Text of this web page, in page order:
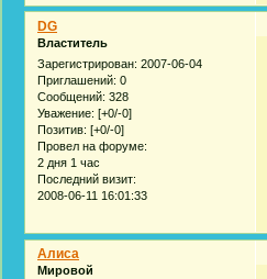
DG
Властитель
Зарегистрирован: 2007-06-04
Приглашений: 0
Сообщений: 328
Уважение: [+0/-0]
Позитив: [+0/-0]
Провел на форуме:
2 дня 1 час
Последний визит:
2008-06-11 16:01:33
Алиса
Мировой